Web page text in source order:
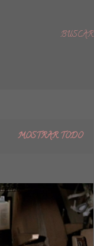
BUSCAR
MOSTRAR TODO